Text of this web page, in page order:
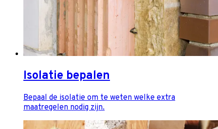
Isolatie bepalen
Bepaal de isolatie om te weten welke extra
maatregelen nodig zijn.